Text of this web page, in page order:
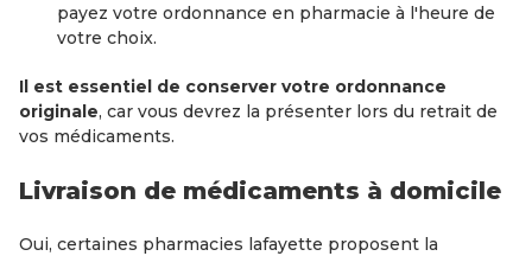
payez votre ordonnance en pharmacie à l'heure de
votre choix.
Il est essentiel de conserver votre ordonnance
originale, car vous devrez la présenter lors du retrait de
vos médicaments.
Livraison de médicaments à domicile
Oui, certaines pharmacies lafayette proposent la